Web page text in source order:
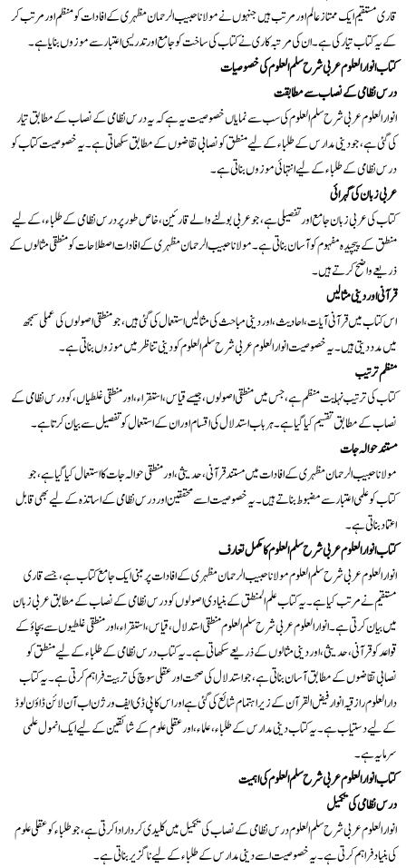
قاری مستقیم ایک ممتاز عالم اور مرتب ہیں جنہوں نے مولانا حبیب الرحمان مظہری کے افادات کو منظم اور مرتب کر
کے یہ کتاب تیار کی ہے۔ ان کی مرتبہ کاری نے کتاب کی ساخت کو جامع اور تدریسی اعتبار سے موزوں بنایا ہے۔
کتاب انوار العلوم عربی شرح سلم العلوم کی خصوصیات
درس نظامی کے نصاب سے مطابقت
انوار العلوم عربی شرح سلم العلوم کی سب سے نمایاں خصوصیت یہ ہے کہ یہ درس نظامی کے نصاب کے مطابق تیار
کی گئی ہے، جو دینی مدارس کے طلباء کے لیے منطق کو نصابی تقاضوں کے مطابق سکھاتی ہے۔ یہ خصوصیت کتاب کو
درس نظامی کے طلباء کے لیے انتہائی موزوں بناتی ہے۔
عربی زبان کی گہرائی
کتاب کی عربی زبان جامع اور تفصیلی ہے، جو عربی بولنے والے قارئین، خاص طور پر درس نظامی کے طلباء، کے لیے
منطق کے پیچیدہ مفہوم کو آسان بناتی ہے۔ مولانا حبیب الرحمان مظہری کے افادات اصطلاحات کو منطقی مثالوں کے
ذریعے واضح کرتے ہیں۔
قرآنی اور دینی مثالیں
اس کتاب میں قرآنی آیات، احادیث، اور دینی مباحث کی مثالیں استعمال کی گئی ہیں، جو منطقی اصولوں کی عملی سمجھ
میں مدد دیتی ہیں۔ یہ خصوصیت انوار العلوم عربی شرح سلم العلوم کو دینی تناظر میں موزوں بناتی ہے۔
منظم ترتیب
کتاب کی ترتیب نہایت منظم ہے، جس میں منطقی اصولوں، جیسے قیاس، استقراء، اور منطقی غلطیاں، کو درس نظامی کے
نصاب کے مطابق تقسیم کیا گیا ہے۔ ہر باب استدلال کی اقسام اور ان کے استعمال کو تفصیل سے بیان کرتا ہے۔
مستند حوالہ جات
مولانا حبیب الرحمان مظہری کے افادات میں مستند قرآنی، حدیثی، اور منطقی حوالہ جات کا استعمال کیا گیا ہے، جو
کتاب کو علمی اعتبار سے مضبوط بناتے ہیں۔ یہ خصوصیت اسے محققین اور درس نظامی کے اساتذہ کے لیے بھی قابل
اعتماد بناتی ہے۔
کتاب انوار العلوم عربی شرح سلم العلوم کا مکمل تعارف
انوار العلوم عربی شرح سلم العلوم مولانا حبیب الرحمان مظہری کے افادات پر مبنی ایک جامع کتاب ہے، جسے قاری
مستقیم نے مرتب کیا ہے۔ یہ کتاب علم المنطق کے بنیادی اصولوں کو درس نظامی کے نصاب کے مطابق عربی زبان
میں بیان کرتی ہے۔ انوار العلوم عربی شرح سلم العلوم منطقی استدلال، قیاس، استقراء، اور منطقی غلطیوں سے بچاؤ کے
قواعد کو قرآنی، حدیثی، اور دینی مثالوں کے ذریعے سکھاتی ہے۔ یہ کتاب درس نظامی کے طلباء کے لیے منطق کو
نصابی تقاضوں کے مطابق آسان بناتی ہے، جو استدلال کی صحت اور عقلی سوچ کی تربیت فراہم کرتی ہے۔ یہ کتاب
دارالعلوم رازقیہ انوار فیض القرآن کے زیر اہتمام شائع کی گئی ہے اور اس کا پی ڈی ایف ورژن اب آن لائن ڈاؤن لوڈ
کے لیے دستیاب ہے۔ یہ کتاب دینی مدارس کے طلباء، علماء، اور عقلی علوم کے شائقین کے لیے ایک انمول علمی
سرمایہ ہے۔
کتاب انوار العلوم عربی شرح سلم العلوم کی اہمیت
درس نظامی کی تکمیل
انوار العلوم عربی شرح سلم العلوم درس نظامی کے نصاب کی تکمیل میں کلیدی کردار ادا کرتی ہے، جو طلباء کو عقلی علوم
کی بنیاد فراہم کرتی ہے۔ یہ خصوصیت اسے دینی مدارس کے طلباء کے لیے ناگزیر بناتی ہے۔